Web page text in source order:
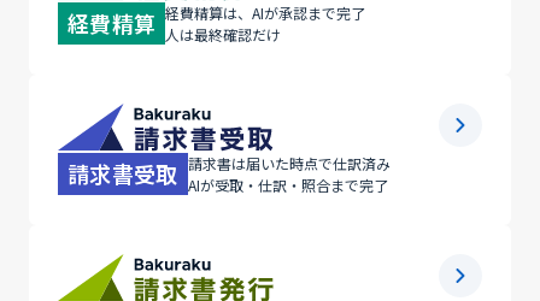
経費精算 経費精算は、AIが承認まで完了
人は最終確認だけ
請求書受取 請求書は届いた時点で仕訳済み
AIが受取・仕訳・照合まで完了